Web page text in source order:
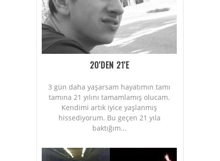
20'DEN 21'E
3 gün daha yaşarsam hayatımın tamı
tamına 21 yılını tamamlamış olucam.
Kendimi artık iyice yaşlanmış
hissediyorum. Bu geçen 21 yıla
baktığım...